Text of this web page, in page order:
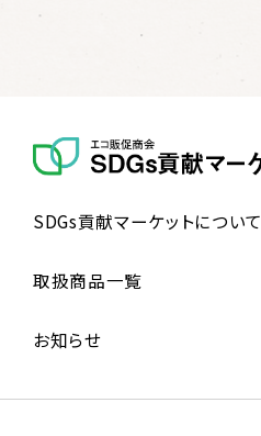
SDGs貢献マーケットについて
取扱商品一覧
お知らせ